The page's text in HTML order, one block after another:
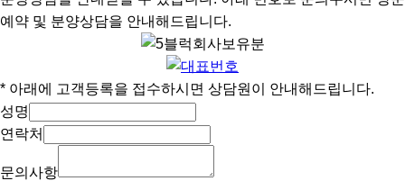
예약 및 분양상담을 안내해드립니다.
* 아래에 고객등록을 접수하시면 상담원이 안내해드립니다.
성명
연락처
문의사항